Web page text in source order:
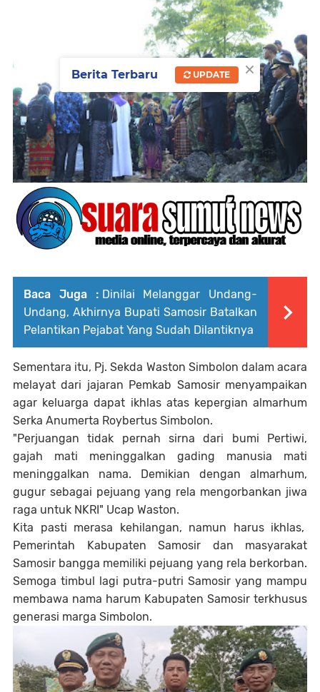
Baca Juga : Dinilai Melanggar Undang-
Undang, Akhirnya Bupati Samosir Batalkan
Pelantikan Pejabat Yang Sudah Dilantiknya
Sementara itu, Pj. Sekda Waston Simbolon dalam acara
melayat dari jajaran Pemkab Samosir menyampaikan
agar keluarga dapat ikhlas atas kepergian almarhum
Serka Anumerta Roybertus Simbolon.
"Perjuangan tidak pernah sirna dari bumi Pertiwi,
gajah mati meninggalkan gading manusia mati
meninggalkan nama. Demikian dengan almarhum,
gugur sebagai pejuang yang rela mengorbankan jiwa
raga untuk NKRI" Ucap Waston.
Kita pasti merasa kehilangan, namun harus ikhlas,
Pemerintah Kabupaten Samosir dan masyarakat
Samosir bangga memiliki pejuang yang rela berkorban.
Semoga timbul lagi putra-putri Samosir yang mampu
membawa nama harum Kabupaten Samosir terkhusus
generasi marga Simbolon.
×
Berita Terbaru UPDATE